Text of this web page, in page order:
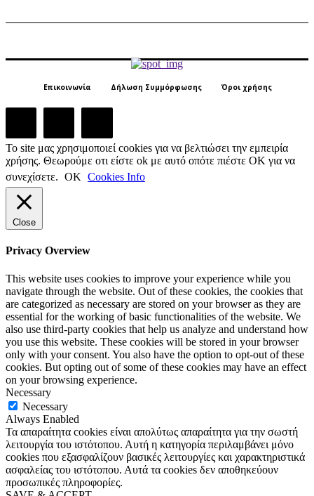
Επικοινωνία Δήλωση Συμμόρφωσης Όροι χρήσης
Το site μας χρησιμοποιεί cookies για να βελτιώσει την εμπειρία
χρήσης. Θεωρούμε οτι είστε ok με αυτό οπότε πιέστε ΟΚ για να
συνεχίσετε. ΟΚ Cookies Info
Close
Privacy Overview
This website uses cookies to improve your experience while you
navigate through the website. Out of these cookies, the cookies that
are categorized as necessary are stored on your browser as they are
essential for the working of basic functionalities of the website. We
also use third-party cookies that help us analyze and understand how
you use this website. These cookies will be stored in your browser
only with your consent. You also have the option to opt-out of these
cookies. But opting out of some of these cookies may have an effect
on your browsing experience.
Necessary
Necessary
Always Enabled
Τα απαραίτητα cookies είναι απολύτως απαραίτητα για την σωστή
λειτουργία του ιστότοπου. Αυτή η κατηγορία περιλαμβάνει μόνο
cookies που εξασφαλίζουν βασικές λειτουργίες και χαρακτηριστικά
ασφαλείας του ιστότοπου. Αυτά τα cookies δεν αποθηκεύουν
προσωπικές πληροφορίες.